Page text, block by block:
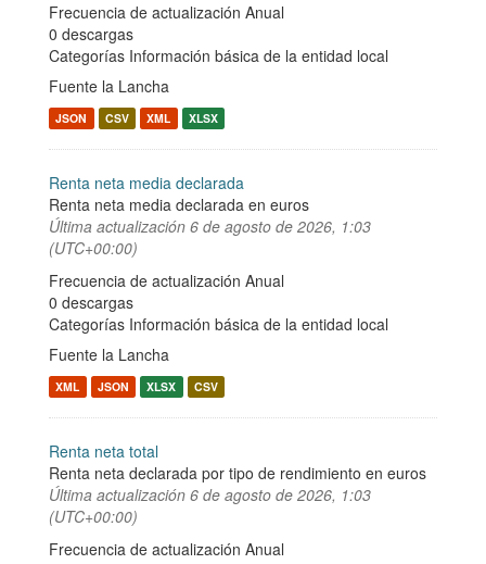
Frecuencia de actualización Anual
0 descargas
Categorías Información básica de la entidad local
Fuente la Lancha
JSON CSV XML XLSX
Renta neta media declarada
Renta neta media declarada en euros
Última actualización 6 de agosto de 2026, 1:03
(UTC+00:00)
Frecuencia de actualización Anual
0 descargas
Categorías Información básica de la entidad local
Fuente la Lancha
XML JSON XLSX CSV
Renta neta total
Renta neta declarada por tipo de rendimiento en euros
Última actualización 6 de agosto de 2026, 1:03
(UTC+00:00)
Frecuencia de actualización Anual